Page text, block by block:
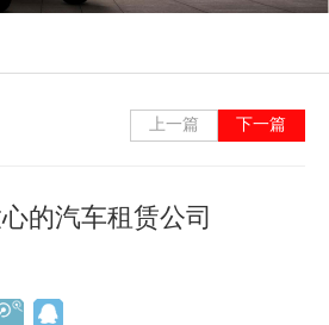
下一篇
上一篇
的汽车租赁公司